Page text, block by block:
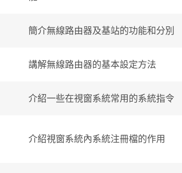
簡介無線路由器及基站的功能和分別
講解無線路由器的基本設定方法
介紹一些在視窗系統常用的系統指令
介紹視窗系統內系統注冊檔的作用